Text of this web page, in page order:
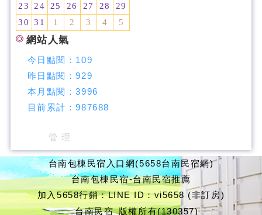
23
24 25 26 27 28
29
30
31 1 2 3 4 5
網站人氣
今日點閱： 109
昨日點閱：929
本月點閱：3996
目前累計：987688
管 理
台南包棟民宿入口網(5658台南民宿網)
台南包棟民宿-台南民宿推薦
加入5658行銷：LINE ID：vi5658 (非訂房)
台南民宿 版權所有(130357)